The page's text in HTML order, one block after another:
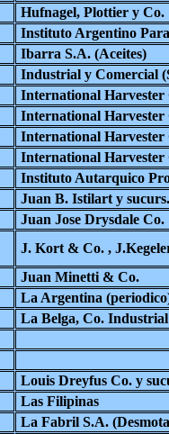
Hufnagel, Plottier y Co.
Instituto Argentino
Ibarra S.A. (Aceites)
Industrial y Comercial
International Harvester
International Harvester
International Harvester
International Harvester
Instituto Autarquico
Juan B. Istilart y sucurs.
Juan Jose Drysdale Co.
J. Kort & Co. ,
Juan Minetti & Co.
La Argentina
La Belga, Co. Industrial
Louis Dreyfus Co. y
Las Filipinas
La Fabril S.A.